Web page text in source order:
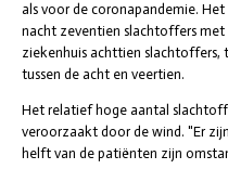
als voor de coronapandemie.
nacht zeventien slachtoffers
ziekenhuis achttien slachtoffers,
tussen de acht en veertien.
Het relatief hoge aantal
veroorzaakt door de wind. "Er
helft van de patiënten zijn